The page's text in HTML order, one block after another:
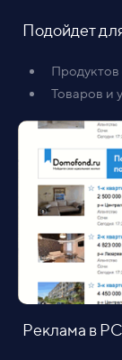
Подойдет
Товаров и
Реклама в